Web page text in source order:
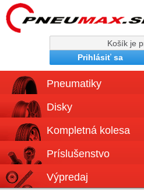
Košík je
Prihlásiť sa
Pneumatiky
Disky
Kompletná kolesa
Príslušenstvo
Výpredaj